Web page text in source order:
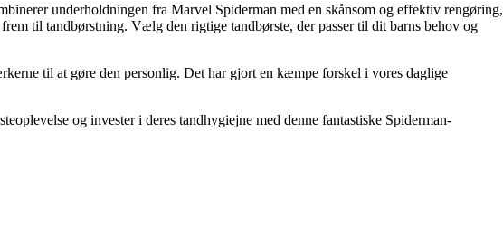
underholdningen fra Marvel Spiderman med en skånsom og effektiv rengøring,
til tandbørstning. Vælg den rigtige tandbørste, der passer til dit barns behov og
til at gøre den personlig. Det har gjort en kæmpe forskel i vores daglige
og invester i deres tandhygiejne med denne fantastiske Spiderman-